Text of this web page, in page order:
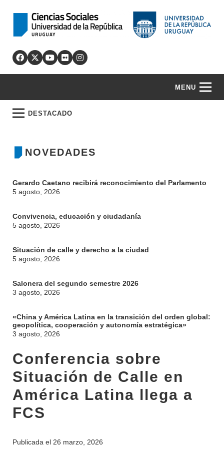
MENU
DESTACADO
NOVEDADES
Gerardo Caetano recibirá reconocimiento del Parlamento
5 agosto, 2026
Convivencia, educación y ciudadanía
5 agosto, 2026
Situación de calle y derecho a la ciudad
5 agosto, 2026
Salonera del segundo semestre 2026
3 agosto, 2026
«China y América Latina en la transición del orden global:
geopolítica, cooperación y autonomía estratégica»
3 agosto, 2026
Conferencia sobre
Situación de Calle en
América Latina llega a
FCS
Publicada el 26 marzo, 2026